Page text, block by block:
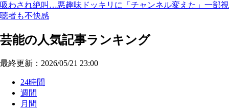
吸わされ絶叫…悪趣味ドッキリに「チャンネル変えた」一部視
聴者も不快感
芸能の人気記事ランキング
最終更新：2026/05/21 23:00
24時間
週間
月間